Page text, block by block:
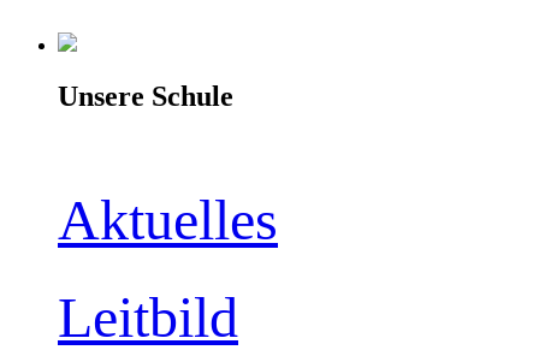
Unsere Schule
Aktuelles
Leitbild